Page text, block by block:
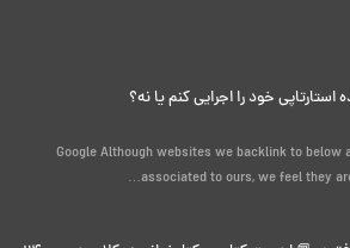
استارتاپی خود را اجرایی کنم یا نه؟
Google Although websites we backlink to below
associated to ours, we feel they